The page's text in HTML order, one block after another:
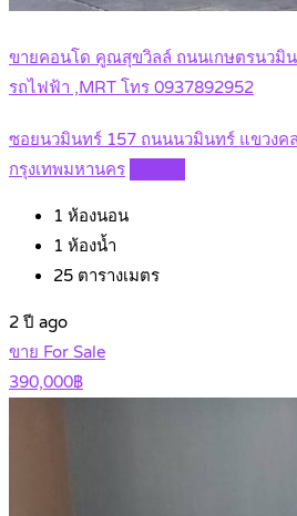
ขายคอนโด คูณสุขวิลล์ ถนนเกษตรนวมิ
รถไฟฟ้า ,MRT โทร 0937892952
ซอยนวมินทร์ 157 ถนนนวมินทร์ แขวงค
กรุงเทพมหานคร
1 ห้องนอน
1 ห้องน้ำ
25 ตารางเมตร
2 ปี ago
ขาย For Sale
390,000฿